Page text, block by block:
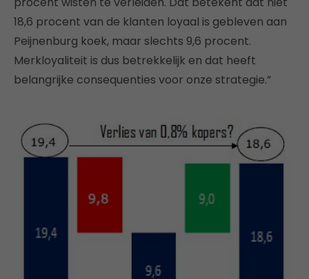
18,6 procent van de klanten loyaal is gebleven aan
Peijnenburg koek, maar slechts 9,6 procent.
Merkloyaliteit is dus betrekkelijk en dat heeft
belangrijke consequenties voor onze strategie.”